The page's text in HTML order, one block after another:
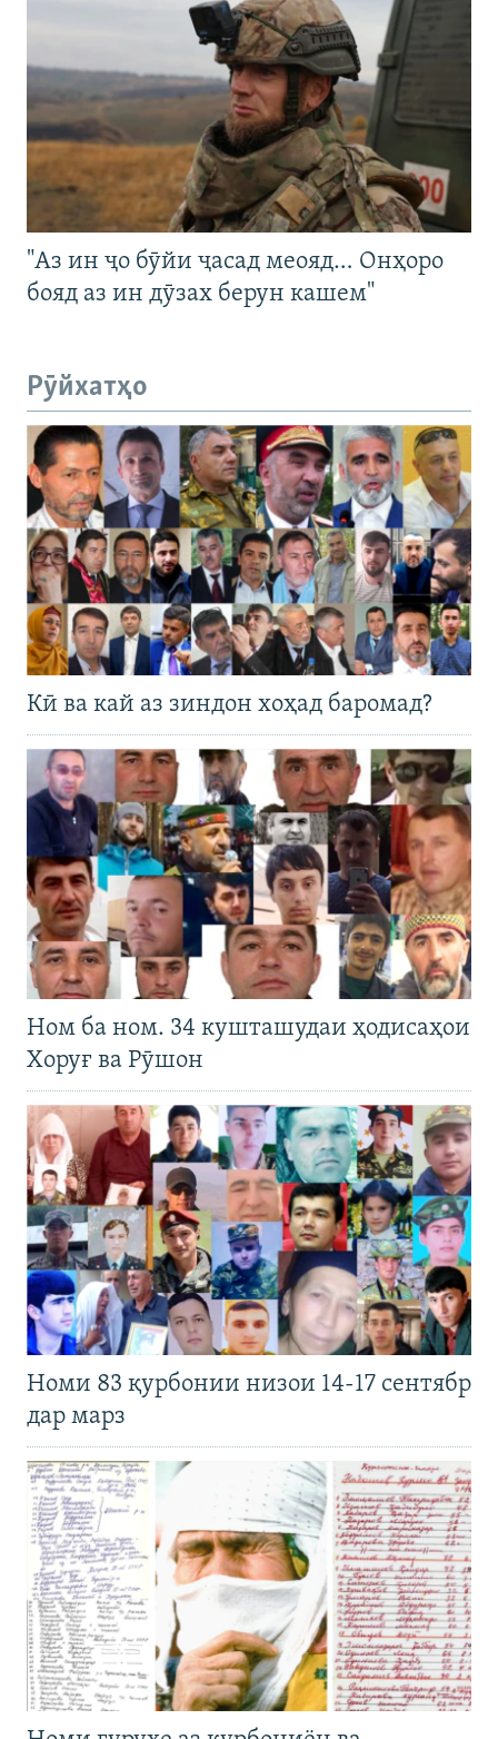
"Аз ин ҷо бӯйи ҷасад меояд… Онҳоро
бояд аз ин дӯзах берун кашем"
Рӯйхатҳо
Кӣ ва кай аз зиндон хоҳад баромад?
Ном ба ном. 34 кушташудаи ҳодисаҳои
Хоруғ ва Рӯшон
Номи 83 қурбонии низои 14-17 сентябр
дар марз